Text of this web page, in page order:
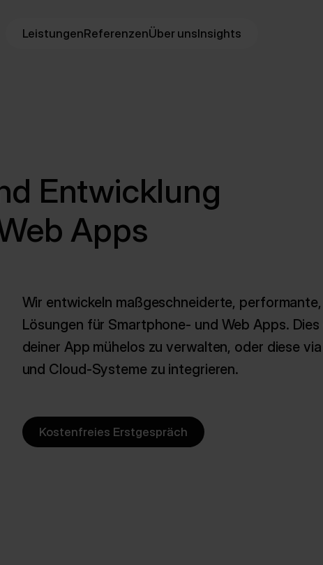
LeistungenReferenzenÜber unsInsights
Entwicklung
Apps
Wir entwickeln maßgeschneiderte,
Lösungen für Smartphone- und Web Apps.
deiner App mühelos zu verwalten, oder diese
und Cloud-Systeme zu integrieren.
Kostenfreies Erstgespräch